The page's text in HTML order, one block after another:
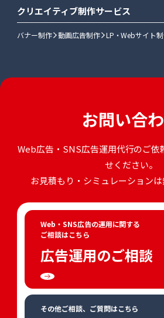
クリエイティブ制作サービス
バナー制作 動画広告制作 LP・Webサイト
お問い合
Web広告・SNS広告運用代行のご
せください。
お見積もり・シミュレーションは
Web・SNS広告の運用に関する
ご相談はこちら
広告運用のご相談
その他ご相談、ご質問はこちら